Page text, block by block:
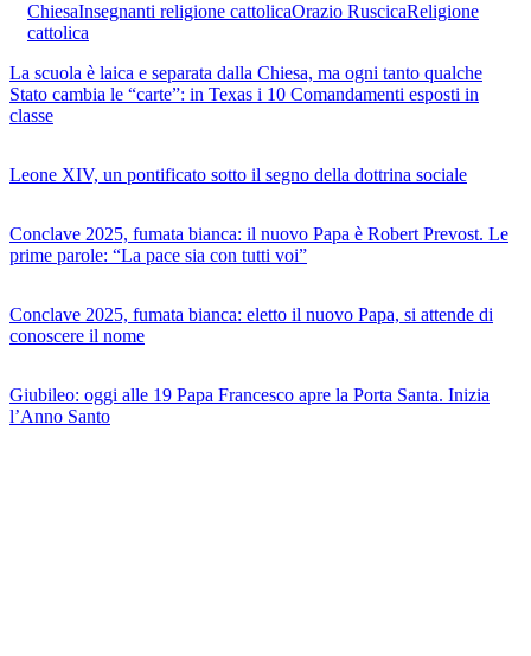
ChiesaInsegnanti religione cattolicaOrazio RuscicaReligione
cattolica
La scuola è laica e separata dalla Chiesa, ma ogni tanto qualche
Stato cambia le “carte”: in Texas i 10 Comandamenti esposti in
classe
Leone XIV, un pontificato sotto il segno della dottrina sociale
Conclave 2025, fumata bianca: il nuovo Papa è Robert Prevost. Le
prime parole: “La pace sia con tutti voi”
Conclave 2025, fumata bianca: eletto il nuovo Papa, si attende di
conoscere il nome
Giubileo: oggi alle 19 Papa Francesco apre la Porta Santa. Inizia
l’Anno Santo